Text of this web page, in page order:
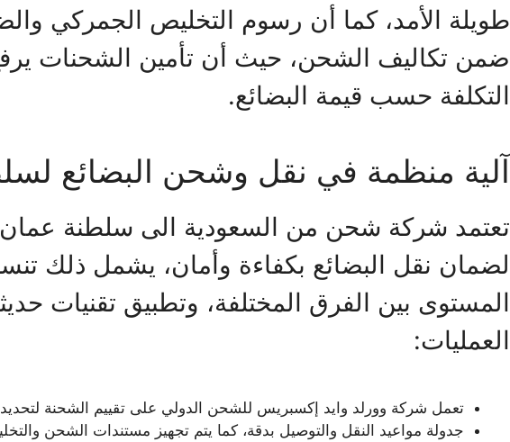
طويلة الأمد، كما أن رسوم التخليص الجمركي
ضمن تكاليف الشحن، حيث أن تأمين الشحنات
التكلفة حسب قيمة البضائع.
آلية منظمة في نقل وشحن البضائع
تعتمد شركة شحن من السعودية الى سلطنة
لضمان نقل البضائع بكفاءة وأمان، يشمل ذلك
المستوى بين الفرق المختلفة، وتطبيق تقنيات
العمليات:
تعمل شركة وورلد وايد إكسبريس للشحن الدولي على تقييم الشحنة
جدولة مواعيد النقل والتوصيل بدقة، كما يتم تجهيز مستندات الشحن